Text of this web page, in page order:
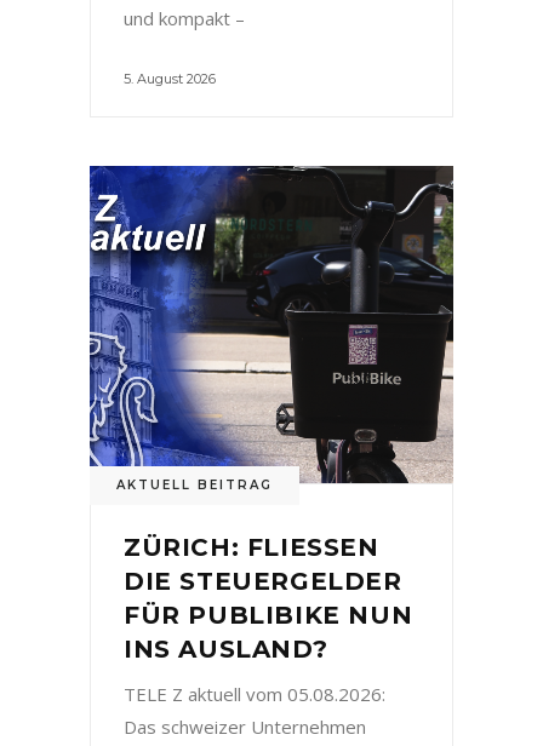
und kompakt –
5. August 2026
AKTUELL BEITRAG
ZÜRICH: FLIESSEN
DIE STEUERGELDER
FÜR PUBLIBIKE NUN
INS AUSLAND?
TELE Z aktuell vom 05.08.2026:
Das schweizer Unternehmen